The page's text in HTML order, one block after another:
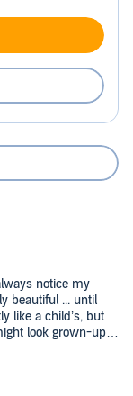
notice my
beautiful ... until
like a child’s, but
look grown-up,
… the day
day, and we